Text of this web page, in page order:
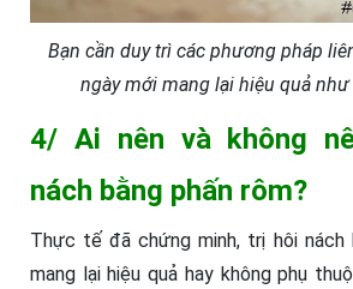
Bạn cần duy trì các phương pháp
ngày mới mang lại hiệu quả
4/ Ai nên và không
nách bằng phấn rôm?
Thực tế đã chứng minh, trị hôi nách
mang lại hiệu quả hay không phụ